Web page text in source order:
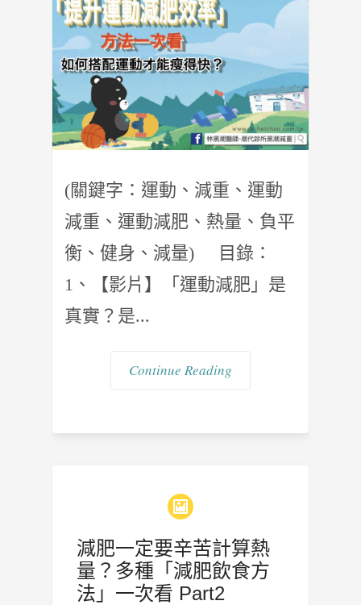
(關鍵字：運動、減重、運動
減重、運動減肥、熱量、負平
衡、健身、減量) 目錄：
1、【影片】「運動減肥」是
真實？是...
Continue Reading
減肥一定要辛苦計算熱
量？多種「減肥飲食方
法」一次看 Part2